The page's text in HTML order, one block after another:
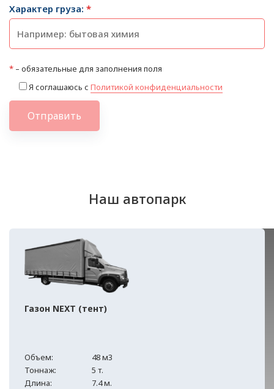
Характер груза: *
* – обязательные для заполнения поля
Я соглашаюсь с Политикой конфиденциальности
Отправить
Наш автопарк
Газон NEXT (тент)
Объем:
48 м3
Тоннаж:
5 т.
Длина:
7.4 м.